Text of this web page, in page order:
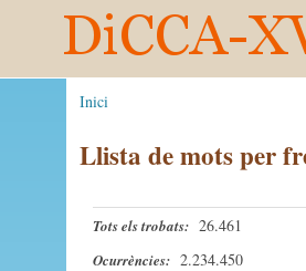
Inici
Llista de mots per
Tots els trobats: 26.461
Ocurrències: 2.234.450